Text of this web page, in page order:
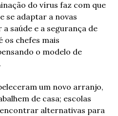
do vírus faz com que
se adaptar a novas
saúde e a segurança de
os chefes mais
o modelo de
um novo arranjo,
de casa; escolas
alternativas para